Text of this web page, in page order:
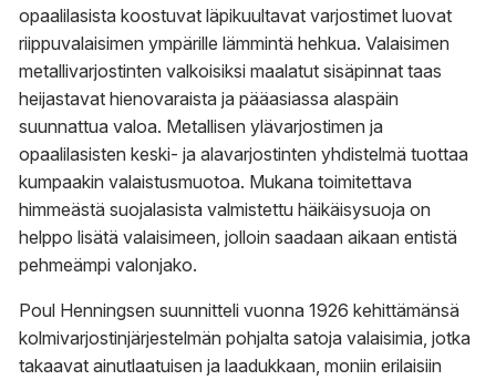
opaalilasista koostuvat läpikuultavat varjostimet luovat
riippuvalaisimen ympärille lämmintä hehkua. Valaisimen
metallivarjostinten valkoisiksi maalatut sisäpinnat taas
heijastavat hienovaraista ja pääasiassa alaspäin
suunnattua valoa. Metallisen ylävarjostimen ja
opaalilasisten keski- ja alavarjostinten yhdistelmä tuottaa
kumpaakin valaistusmuotoa. Mukana toimitettava
himmeästä suojalasista valmistettu häikäisysuoja on
helppo lisätä valaisimeen, jolloin saadaan aikaan entistä
pehmeämpi valonjako.
Poul Henningsen suunnitteli vuonna 1926 kehittämänsä
kolmivarjostinjärjestelmän pohjalta satoja valaisimia, jotka
takaavat ainutlaatuisen ja laadukkaan, moniin erilaisiin